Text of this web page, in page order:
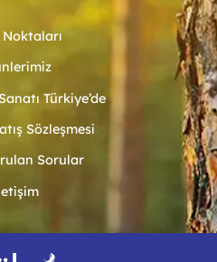
Noktaları
Türkiye’de
Sözleşmesi
Sorular